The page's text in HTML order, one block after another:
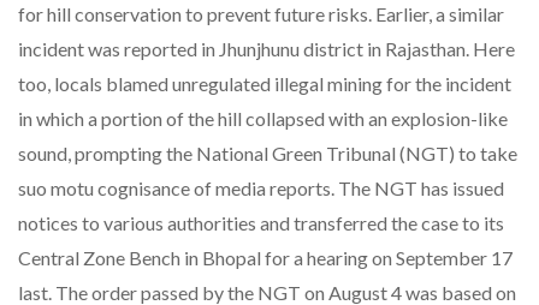
for hill conservation to prevent future risks. Earlier, a similar
incident was reported in Jhunjhunu district in Rajasthan. Here
too, locals blamed unregulated illegal mining for the incident
in which a portion of the hill collapsed with an explosion-like
sound, prompting the National Green Tribunal (NGT) to take
suo motu cognisance of media reports. The NGT has issued
notices to various authorities and transferred the case to its
Central Zone Bench in Bhopal for a hearing on September 17
last. The order passed by the NGT on August 4 was based on